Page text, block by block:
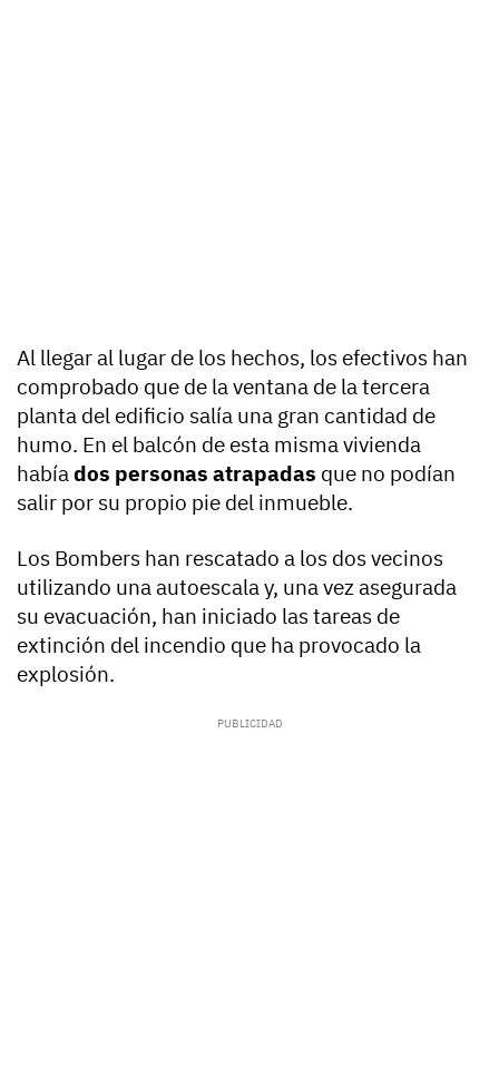
Al llegar al lugar de los hechos, los efectivos han
comprobado que de la ventana de la tercera
planta del edificio salía una gran cantidad de
humo. En el balcón de esta misma vivienda
habíados personas atrapadas que no podían
salir por su propio pie del inmueble.
Los Bombers han rescatado a los dos vecinos
utilizando una autoescala y, una vez asegurada
su evacuación, han iniciado las tareas de
extinción del incendio que ha provocado la
explosión.